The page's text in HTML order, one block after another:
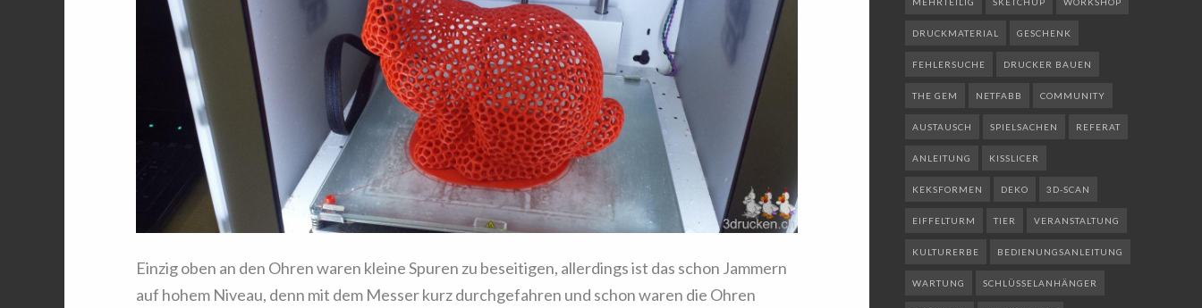
Einzig oben an den Ohren waren kleine Spuren zu beseitigen, allerdings ist das schon Jammern
auf hohem Niveau, denn mit dem Messer kurz durchgefahren und schon waren die Ohren
DRUCKMATERIAL GESCHENK
FEHLERSUCHE DRUCKER BAUEN
THE GEM NETFABB COMMUNITY
AUSTAUSCH SPIELSACHEN REFERAT
ANLEITUNG KISSLICER
KEKSFORMEN DEKO 3D-SCAN
EIFFELTURM TIER VERANSTALTUNG
KULTURERBE BEDIENUNGSANLEITUNG
WARTUNG SCHLÜSSELANHÄNGER